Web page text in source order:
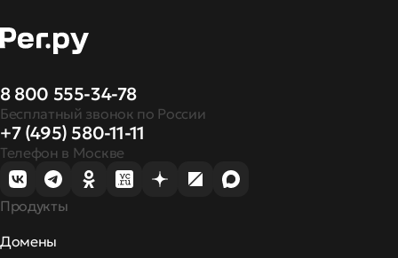
8 800 555-34-78
Бесплатный звонок по России
+7 (495) 580-11-11
Телефон в Москве
Продукты
Домены